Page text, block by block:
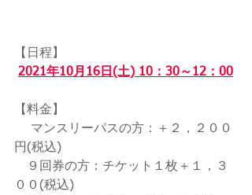
【日程】
2021年10月16日(土) 10：30～12：00
【料金】
円(税込)
９回券の方：チケット１枚＋１，３
００(税込)